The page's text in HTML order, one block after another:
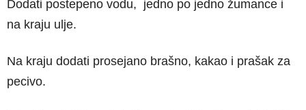
Dodati postepeno vodu, jedno po jedno žumance i
na kraju ulje.
Na kraju dodati prosejano brašno, kakao i prašak za
pecivo.